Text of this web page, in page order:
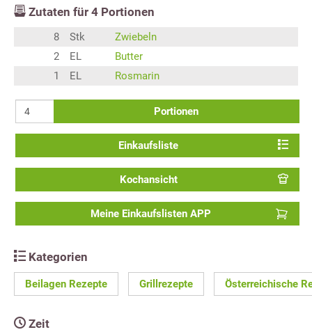
Zutaten für 4 Portionen
8 Stk
Zwiebeln
2
EL
Butter
1
EL Rosmarin
Portionen
Einkaufsliste
Kochansicht
Meine Einkaufslisten APP
Kategorien
Beilagen Rezepte Grillrezepte Österreichische
Zeit